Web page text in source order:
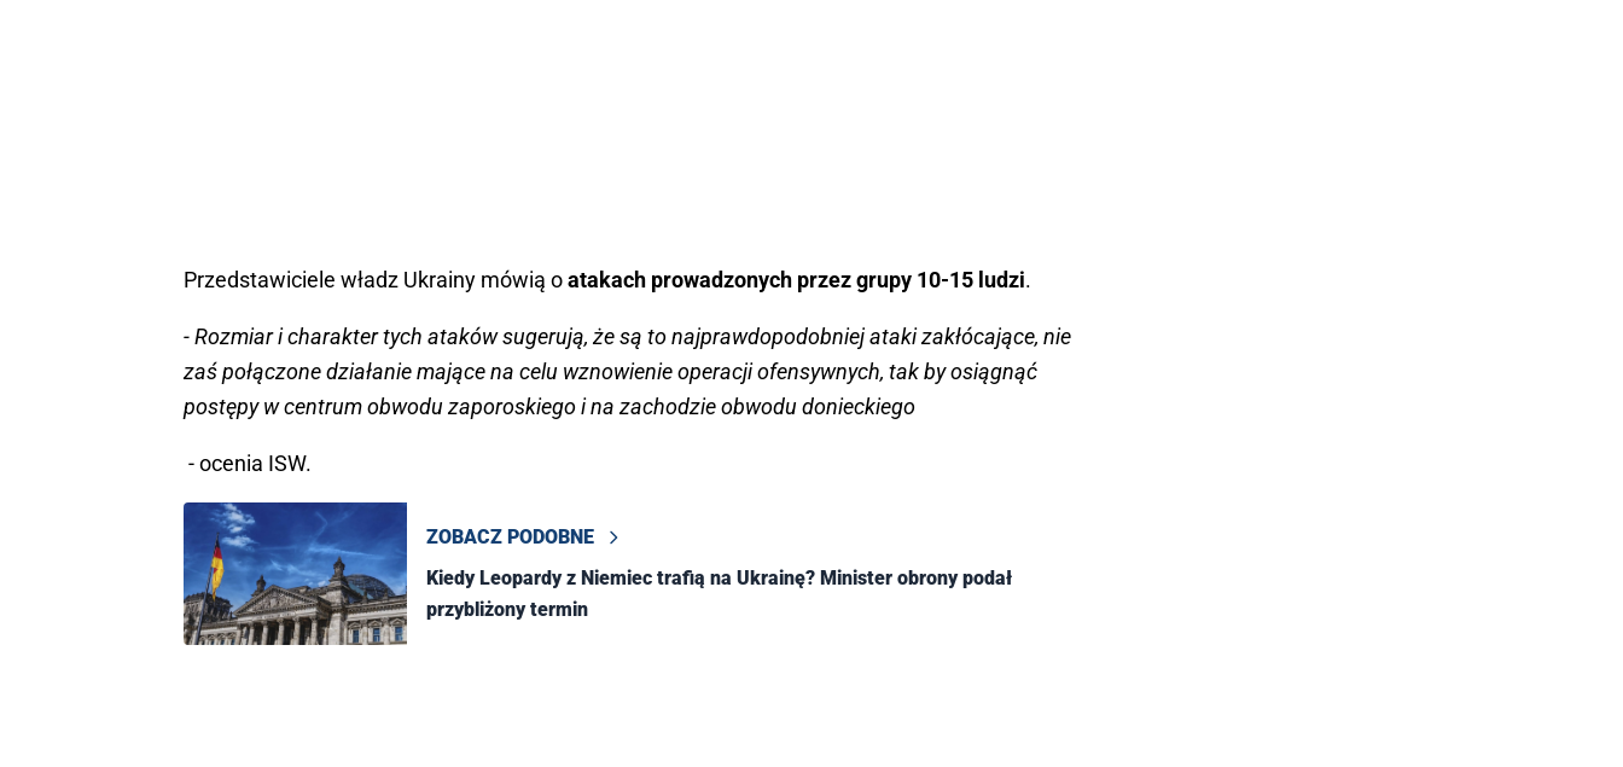
Przedstawiciele władz Ukrainy mówią oatakach prowadzonych przez grupy 10-15 ludzi.
- Rozmiar i charakter tych ataków sugerują, że są to najprawdopodobniej ataki zakłócające, nie
zaś połączone działanie mające na celu wznowienie operacji ofensywnych, tak by osiągnąć
postępy w centrum obwodu zaporoskiego i na zachodzie obwodu donieckiego
- ocenia ISW.
ZOBACZ PODOBNE
Kiedy Leopardy z Niemiec trafią na Ukrainę? Minister obrony podał
przybliżony termin